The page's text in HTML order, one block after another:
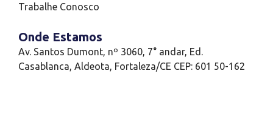
Trabalhe Conosco
Onde Estamos
Av. Santos Dumont, nº 3060, 7° andar, Ed.
Casablanca, Aldeota, Fortaleza/CE CEP: 601 50-162